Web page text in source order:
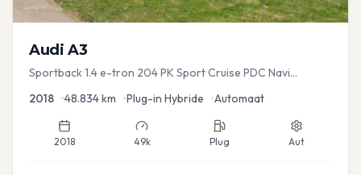
Audi A3
Sportback 1.4 e-tron 204 PK Sport Cruise PDC Navi
2018 •48.834km •Plug-in Hybride •Automaat
2018 49k Plug Aut